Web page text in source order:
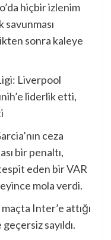
hiçbir izlenim
savunması
sonra kaleye
Liverpool
liderlik etti,
ceza
bir penaltı,
tespit eden bir VAR
mola verdi.
Inter’e attığı
sayıldı.